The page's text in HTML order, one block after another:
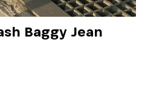
Baggy Jean